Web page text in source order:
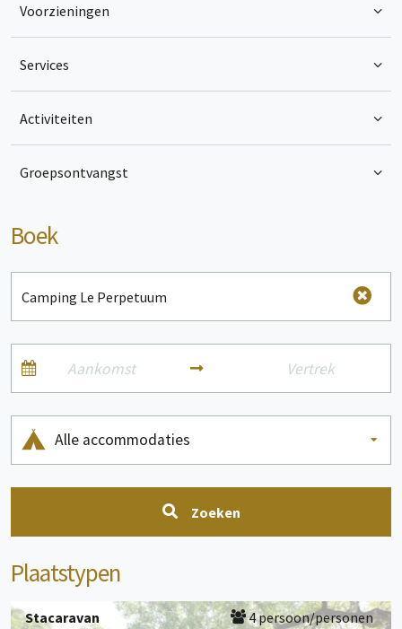
Voorzieningen
Services
Activiteiten
Groepsontvangst
Boek
Alle accommodaties
Zoeken
Plaatstypen
Stacaravan 4 persoon/personen